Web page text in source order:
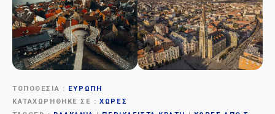
ΤΟΠΟΘΕΣΊΑ
ΕΥΡΏΠΗ
ΚΑΤΑΧΩΡΉΘΗΚΕ ΣΕ
ΧΏΡΕΣ